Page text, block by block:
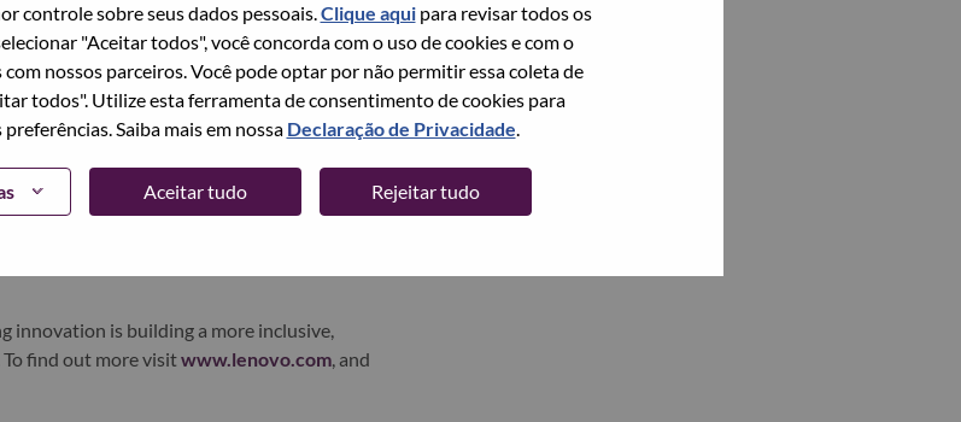
controle sobre seus dados pessoais.Clique aquipara revisar todos os
"Aceitar todos", você concorda com o uso de cookies e com o
nossos parceiros. Você pode optar por não permitir essa coleta de
todos". Utilize esta ferramenta de consentimento de cookies para
Saiba mais em nossa Declaração de Privacidade.
Aceitar tudo Rejeitar tudo
ranked #196 in the Fortune Global
Focused on a bold vision to deliver
the world’s largest PC company with a full-
(PCs, workstations, smartphones,
computing and software defined
investment in world-changing
future for everyone, everywhere.
Group Limited (HKSE: 992) (ADR:
innovation is building a more inclusive,
find out more visitwww.lenovo.com, and
高级BMC/RMC研发工程师
北京（Beijing）, Beijing, China,
Veja todos